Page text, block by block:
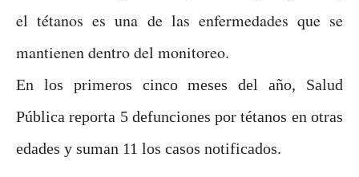
el tétanos es una de las enfermedades que se
mantienen dentro del monitoreo.
En los primeros cinco meses del año, Salud
Pública reporta 5 defunciones por tétanos en otras
edades y suman 11 los casos notificados.